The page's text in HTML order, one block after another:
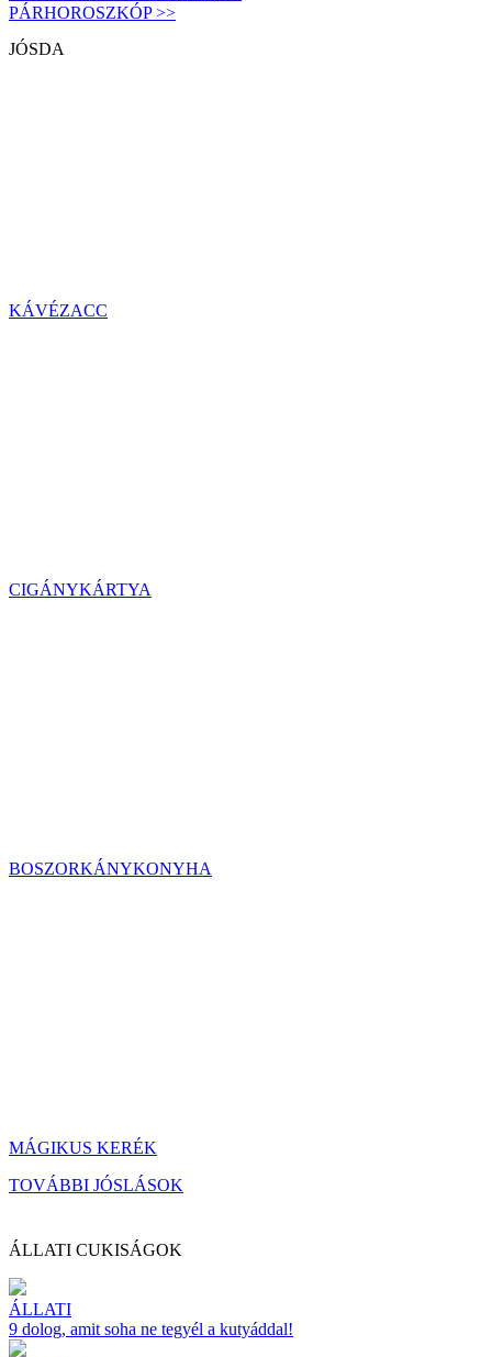
PÁRHOROSZKÓP >>
JÓSDA
KÁVÉZACC
CIGÁNYKÁRTYA
BOSZORKÁNYKONYHA
MÁGIKUS KERÉK
TOVÁBBI JÓSLÁSOK
ÁLLATI CUKISÁGOK
ÁLLATI
9 dolog, amit soha ne tegyél a kutyáddal!